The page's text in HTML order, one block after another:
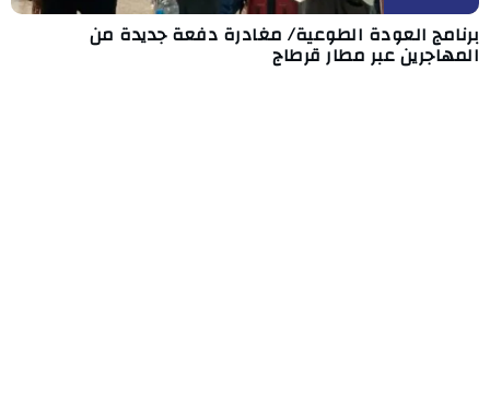
برنامج العودة الطوعية/ مغادرة دفعة جديدة من
المهاجرين عبر مطار قرطاج